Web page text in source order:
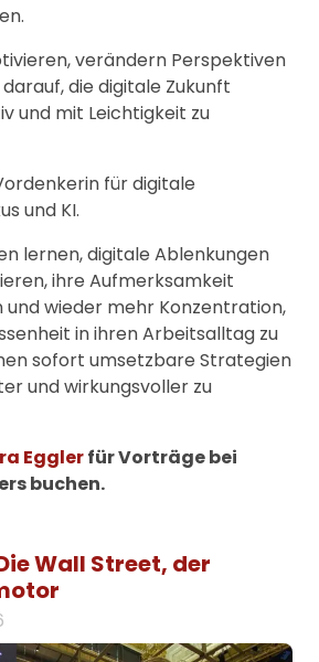
verändern Perspektiven
die digitale Zukunft
und mit Leichtigkeit zu
für digitale
und KI.
lernen, digitale Ablenkungen
ihre Aufmerksamkeit
und wieder mehr Konzentration,
in ihren Arbeitsalltag zu
sofort umsetzbare Strategien
und wirkungsvoller zu
Egglerfür Vorträge bei
buchen.
Wall Street, der